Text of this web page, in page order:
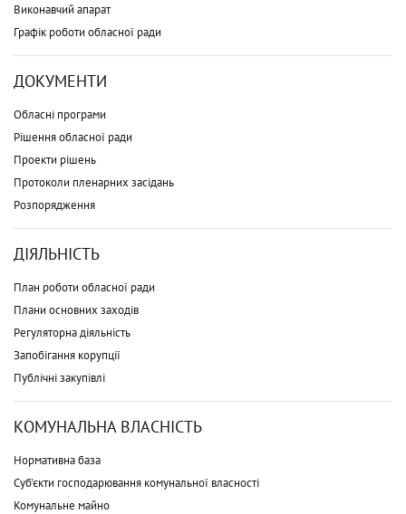
Виконавчий апарат
Графік роботи обласної ради
ДОКУМЕНТИ
Обласні програми
Рішення обласної ради
Проекти рішень
Протоколи пленарних засідань
Розпорядження
ДІЯЛЬНІСТЬ
План роботи обласної ради
Плани основних заходів
Регуляторна діяльність
Запобігання корупції
Публічні закупівлі
КОМУНАЛЬНА ВЛАСНІСТЬ
Нормативна база
Суб'єкти господарювання комунальної власності
Комунальне майно